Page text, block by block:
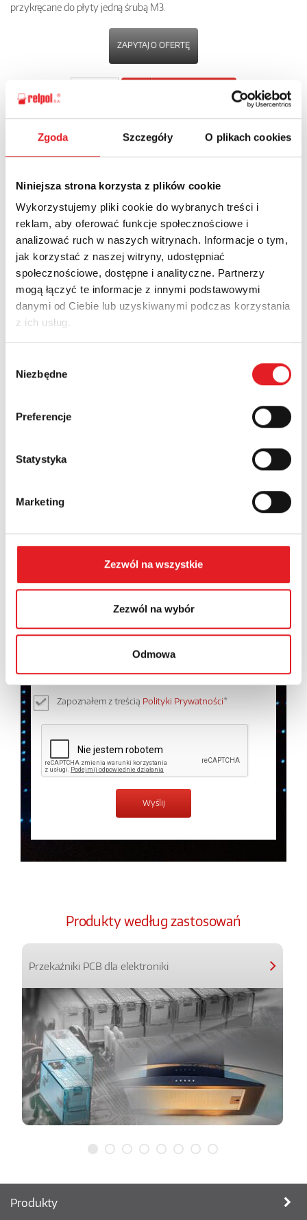
Zgoda Szczegóły O plikach cookies
Niniejsza strona korzysta z plików cookie
Wykorzystujemy pliki cookie do wybranych treści i
reklam, aby oferować funkcje społecznościowe i
analizować ruch w naszych witrynach. Informacje o tym,
jak korzystać z naszej witryny, udostępniać
społecznościowe, dostępne i analityczne. Partnerzy
mogą łączyć te informacje z innymi podstawowymi
danymi od Ciebie lub uzyskiwanymi podczas korzystania
z ich usług.
zgody
Niezbędne
Preferencje
Statystyka
Marketing
Zezwól na wszystkie
Zezwól na wybór
Odmowa
przykręcane do płyty jedną śrubą M3.
ZAPYTAJ O OFERTĘ
POWRÓT
Zapytaj o szczegóły oferty
Imię i nazwisko: *
Adres e-mail: *
Numer telefonu:
Wyrażam zgodę na przetwarzanie moich danych
temat przetwarzania danych osobowych w
prywatności.*
Zapoznałem z treścią Polityki Prywatności*
Produkty według zastosowań
Przekaźniki PCB dla elektroniki
Produkty